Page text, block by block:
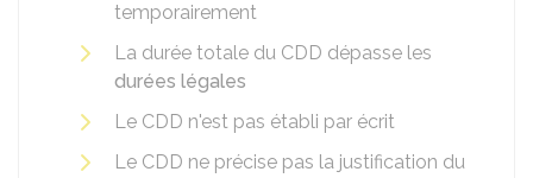
temporairement
La durée totale du CDD dépasse les
durées légales
Le CDD n'est pas établi par écrit
Le CDD ne précise pas la justification du